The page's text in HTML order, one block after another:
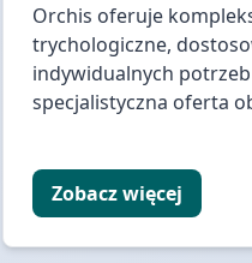
Orchis oferuje
trychologiczne,
indywidualnych
specjalistyczna oferta
Zobacz więcej